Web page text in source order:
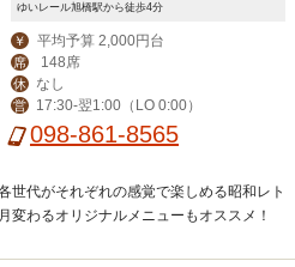
ゆいレール旭橋駅から徒歩4分
￥ 平均予算 2,000円台
席 148席
休 なし
営 17:30-翌1:00（LO 0:00）
098-861-8565
世代がそれぞれの感覚で楽しめる昭和レト
わるオリジナルメニューもオススメ！